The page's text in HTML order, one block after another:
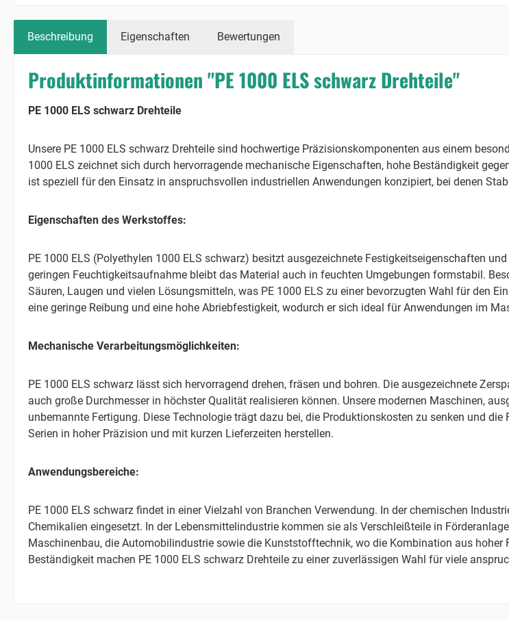
Beschreibung Eigenschaften Bewertungen
Produktinformationen "PE 1000 ELS schwarz Drehteile"
PE 1000 ELS schwarz Drehteile
Unsere PE 1000 ELS schwarz Drehteile sind hochwertige Präzisionskomponenten aus einem
1000 ELS zeichnet sich durch hervorragende mechanische Eigenschaften, hohe Beständigkeit
ist speziell für den Einsatz in anspruchsvollen industriellen Anwendungen konzipiert, bei denen
Eigenschaften des Werkstoffes:
PE 1000 ELS (Polyethylen 1000 ELS schwarz) besitzt ausgezeichnete Festigkeitseigenschaften
geringen Feuchtigkeitsaufnahme bleibt das Material auch in feuchten Umgebungen formstabil.
Säuren, Laugen und vielen Lösungsmitteln, was PE 1000 ELS zu einer bevorzugten Wahl für den
eine geringe Reibung und eine hohe Abriebfestigkeit, wodurch er sich ideal für Anwendungen im
Mechanische Verarbeitungsmöglichkeiten:
PE 1000 ELS schwarz lässt sich hervorragend drehen, fräsen und bohren. Die ausgezeichnete
auch große Durchmesser in höchster Qualität realisieren können. Unsere modernen Maschinen,
unbemannte Fertigung. Diese Technologie trägt dazu bei, die Produktionskosten zu senken und
Serien in hoher Präzision und mit kurzen Lieferzeiten herstellen.
Anwendungsbereiche:
PE 1000 ELS schwarz findet in einer Vielzahl von Branchen Verwendung. In der chemischen
Chemikalien eingesetzt. In der Lebensmittelindustrie kommen sie als Verschleißteile in
Maschinenbau, die Automobilindustrie sowie die Kunststofftechnik, wo die Kombination aus
Beständigkeit machen PE 1000 ELS schwarz Drehteile zu einer zuverlässigen Wahl für viele